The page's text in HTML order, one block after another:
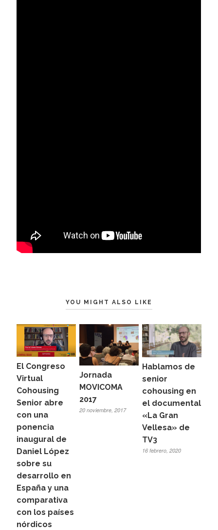
YOU MIGHT ALSO LIKE
El Congreso
Virtual
Cohousing
Senior abre
con una
ponencia
inaugural de
Daniel López
sobre su
desarrollo en
España y una
comparativa
con los países
nórdicos
Jornada
MOVICOMA
2017
20 noviembre, 2017
Hablamos de
senior
cohousing en
el documental
«La Gran
Vellesa» de
TV3
16 febrero, 2020